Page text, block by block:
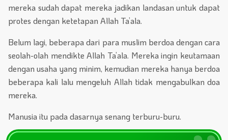
mereka sudah dapat mereka jadikan landasan untuk dapat
protes dengan ketetapan Allah Ta’ala.
Belum lagi, beberapa dari para muslim berdoa dengan cara
seolah-olah mendikte Allah Ta’ala. Mereka ingin keutamaan
dengan usaha yang minim, kemudian mereka hanya berdoa
beberapa kali lalu mengeluh Allah tidak mengabulkan doa
mereka.
Manusia itu pada dasarnya senang terburu-buru.